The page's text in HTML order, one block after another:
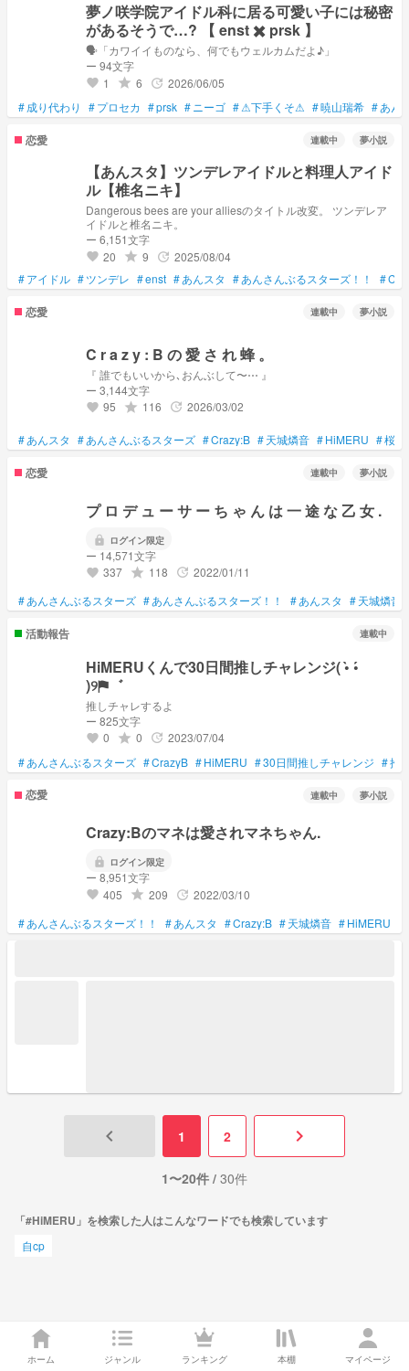
ホーム ジャンル ランキング 本棚 マイページ
夢ノ咲学院アイドル科に居る可愛い子には秘密
があるそうで…? 【 enst ✖️ prsk 】
🗣️「カワイイものなら、何でもウェルカムだよ♪」
ー 94文字
favorite 1 grade 6 update 2026/06/05
#成り代わり #プロセカ #prsk # ニーゴ #⚠下手くそ⚠ #暁山瑞希 #あん
恋愛 連載中 夢小説
【あんスタ】ツンデレアイドルと料理人アイド
ル【椎名ニキ】
Dangerous bees are your alliesのタイトル改変。 ツンデレア
イドルと椎名ニキ。
ー 6,151文字
favorite 20 grade 9 update 2025/08/04
#アイドル #ツンデレ #enst #あんスタ #あんさんぶるスターズ！！ #
恋愛 連載中 夢小説
C r a z y : B の 愛 さ れ 蜂 。
『 誰でもいいから､おんぶして〜⋯ 』
ー 3,144文字
favorite 95 grade 116 update 2026/03/02
#あんスタ #あんさんぶるスターズ #Crazy:B #天城燐音 #HiMERU #桜河
恋愛 連載中 夢小説
プ ロ デ ュ ー サ ー ち ゃ ん は 一 途 な 乙 女 .
lock ログイン限定
ー 14,571文字
favorite 337 grade 118 update 2022/01/11
#あんさんぶるスターズ #あんさんぶるスターズ！！ #あんスタ #天城燐音
活動報告 連載中
HiMERUくんで30日間推しチャレンジ( •̀ •́
)୨⚑︎゛
推しチャレするよ
ー 825文字
favorite 0 grade 0 update 2023/07/04
#あんさんぶるスターズ #CrazyB #HiMERU #30日間推しチャレンジ #推
恋愛 連載中 夢小説
Crazy:Bのマネは愛されマネちゃん.
lock ログイン限定
ー 8,951文字
favorite 405 grade 209 update 2022/03/10
#あんさんぶるスターズ！！ #あんスタ #Crazy:B #天城燐音 #HiMERU
keyboard_arrow_left 1 2 keyboard_arrow_right
1〜20件 / 30件
「#HiMERU」を検索した人はこんなワードでも検索しています
自cp